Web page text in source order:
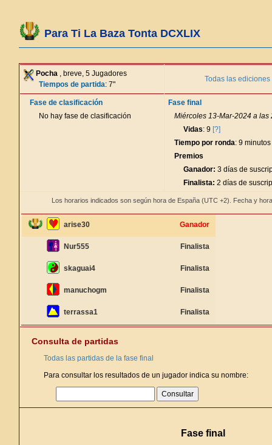
Para Ti La Baza Tonta DCXLIX
Pocha , breve, 5 Jugadores
Tiempos de partida: 7"
Todas las
Fase de clasificación
No hay fase de clasificación
Fase final
Miércoles 13-Mar-2024 a las
Vidas: 9 [?]
Tiempo por ronda: 9 minutos
Premios
Ganador: 3 días de
Finalista: 2 días de
Los horarios indicados son según hora de España (UTC +2). Fecha y
arise30 Ganador
Nur555 Finalista
skaguai4 Finalista
manuchogm Finalista
terrassa1 Finalista
Consulta de partidas
Todas las partidas de la fase final
Para consultar los resultados de un jugador indica su nombre:
Fase final